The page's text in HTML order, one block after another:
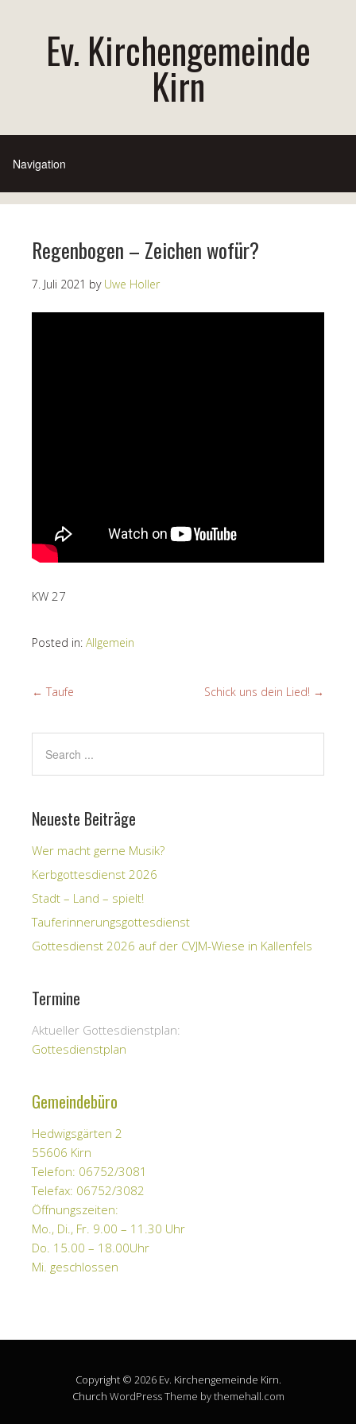
Ev. Kirchengemeinde
Kirn
Regenbogen – Zeichen wofür?
7. Juli 2021 by Uwe Holler
KW 27
Posted in: Allgemein
← Taufe Schick uns dein Lied! →
Neueste Beiträge
Wer macht gerne Musik?
Kerbgottesdienst 2026
Stadt – Land – spielt!
Tauferinnerungsgottesdienst
Gottesdienst 2026 auf der CVJM-Wiese in Kallenfels
Termine
Aktueller Gottesdienstplan:
Gottesdienstplan
Gemeindebüro
Hedwigsgärten 2
55606 Kirn
Telefon: 06752/3081
Telefax: 06752/3082
Öffnungszeiten:
Mo., Di., Fr. 9.00 – 11.30 Uhr
Do. 15.00 – 18.00Uhr
Mi. geschlossen
Copyright © 2026 Ev. Kirchengemeinde Kirn.
Church WordPress Theme by themehall.com